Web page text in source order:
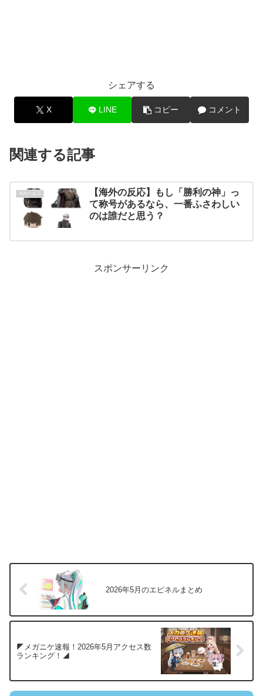
シェアする
X LINE コピー コメント
関連する記事
海外の反応
【海外の反応】もし「勝利の神」っ
て称号があるなら、一番ふさわしい
のは誰だと思う？
スポンサーリンク
2026年5月のエピネルまとめ
◤メガニケ速報！2026年5月アクセス数
ランキング！◢